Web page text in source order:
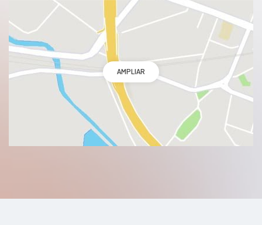
AMPLIAR